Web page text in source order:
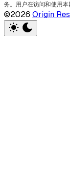
务。用户在访问和使用本
©2026 Origin